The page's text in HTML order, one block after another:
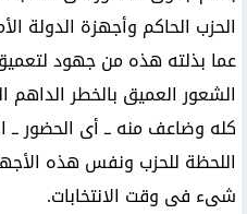
الحزب الحاكم وأجهزة الدولة
عما بذلته هذه من جهود لتعميق
الشعور العميق بالخطر الداهم
كله وضاعف منه ــ أى الحضور
اللحظة للحزب ونفس هذه
شىء فى وقت الانتخابات.